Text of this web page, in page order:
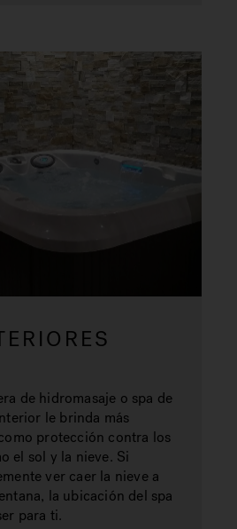
de hidromasaje o spa de
le brinda más
protección contra los
el sol y la nieve. Si
ver caer la nieve a
la ubicación del spa
para ti.